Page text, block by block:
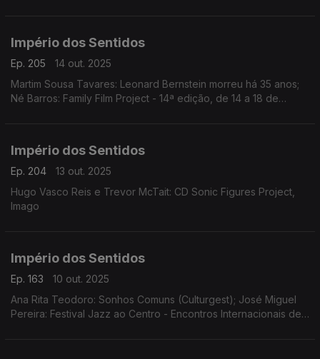
Império dos Sentidos
Ep. 205
14 out. 2025
Martim Sousa Tavares: Leonard Bernstein morreu há 35 anos;
Né Barros: Family Film Project - 14ª edição, de 14 a 18 de
Império dos Sentidos
Ep. 204
13 out. 2025
Hugo Vasco Reis e Trevor McTait: CD Sonic Figures Project,
Imago
Império dos Sentidos
Ep. 163
10 out. 2025
Ana Rita Teodoro: Sonhos Comuns (Culturgest); José Miguel
Pereira: Festival Jazz ao Centro - Encontros Internacionais de